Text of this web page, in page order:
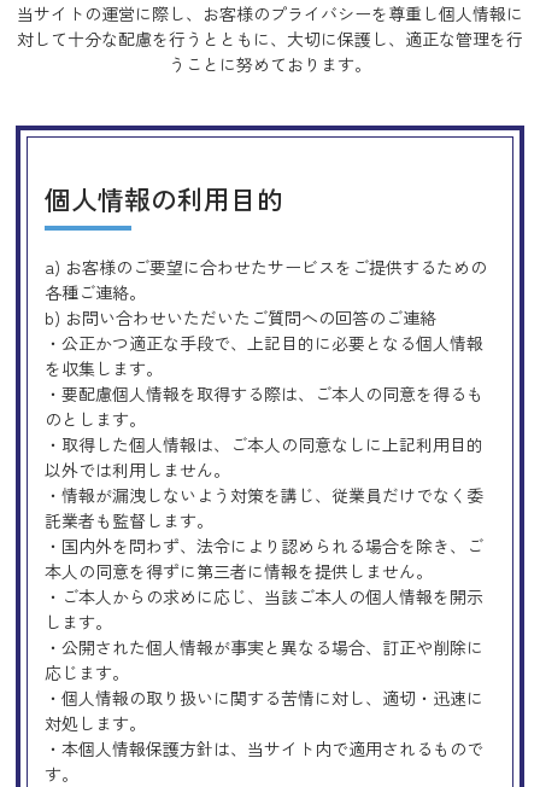
当サイトの運営に際し、お客様のプライバシーを尊重し個人情報に
対して十分な配慮を行うとともに、 大切に保護し、適正な管理を行
うことに努めております。
個人情報の利用目的
a) お客様のご要望に合わせたサービスをご提供するための
各種ご連絡。
b) お問い合わせいただいたご質問への回答のご連絡
・公正かつ適正な手段で、上記目的に必要となる個人情報
を収集します。
・要配慮個人情報を取得する際は、ご本人の同意を得るも
のとします。
・取得した個人情報は、ご本人の同意なしに上記利用目的
以外では利用しません。
・情報が漏洩しないよう対策を講じ、従業員だけでなく委
託業者も監督します。
・国内外を問わず、法令により認められる場合を除き、ご
本人の同意を得ずに第三者に情報を提供しません。
・ご本人からの求めに応じ、当該ご本人の個人情報を開示
します。
・公開された個人情報が事実と異なる場合、訂正や削除に
応じます。
・個人情報の取り扱いに関する苦情に対し、適切・迅速に
対処します。
・本個人情報保護方針は、当サイト内で適用されるもので
す。